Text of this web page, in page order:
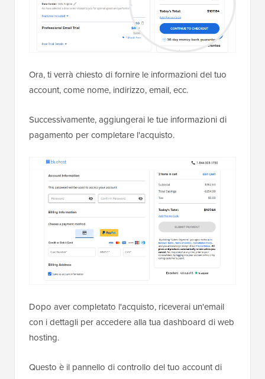
Ora, ti verrà chiesto di fornire le informazioni del tuo
account, come nome, indirizzo, email, ecc.
Successivamente, aggiungerai le tue informazioni di
pagamento per completare l'acquisto.
Dopo aver completato l'acquisto, riceverai un'email
con i dettagli per accedere alla tua dashboard di web
hosting.
Questo è il pannello di controllo del tuo account di